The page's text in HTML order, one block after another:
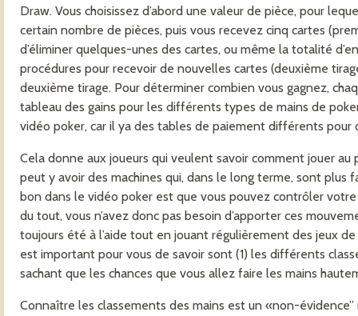
Draw. Vous choisissez d’abord une valeur de pièce, pour
certain nombre de pièces, puis vous recevez cinq cartes
d’éliminer quelques-unes des cartes, ou même la totalité
procédures pour recevoir de nouvelles cartes (deuxième
deuxième tirage. Pour déterminer combien vous gagnez,
tableau des gains pour les différents types de mains de
vidéo poker, car il ya des tables de paiement différents pour
Cela donne aux joueurs qui veulent savoir comment jouer au
peut y avoir des machines qui, dans le long terme, sont plus
bon dans le vidéo poker est que vous pouvez contrôler
du tout, vous n’avez donc pas besoin d’apporter ces
toujours été à l’aide tout en jouant régulièrement des jeux
est important pour vous de savoir sont (1) les différents
sachant que les chances que vous allez faire les mains
Connaître les classements des mains est un «non-évidence”